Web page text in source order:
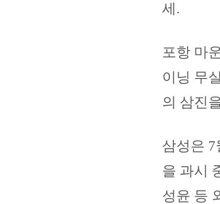
세.
포항 마
이닝 무
의 삼진
삼성은
을 과시
성윤 등